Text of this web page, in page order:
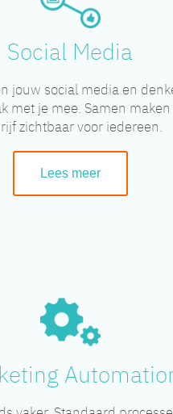
Social Media
jouw social media en
met je mee. Samen
zichtbaar voor iedereen.
Lees meer